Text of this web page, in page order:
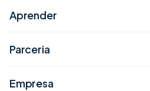
Aprender
Parceria
Empresa